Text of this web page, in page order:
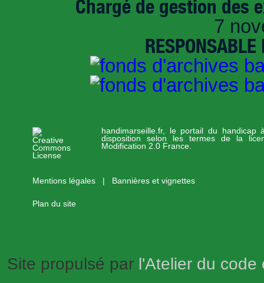
Chargé de gestion des
7
handimarseille.fr, le portail du handicap
disposition selon les termes de la
Modification 2.0 France.
Mentions légales Bannières et vignettes
Plan du site
Site propulsé par l'Atelier du